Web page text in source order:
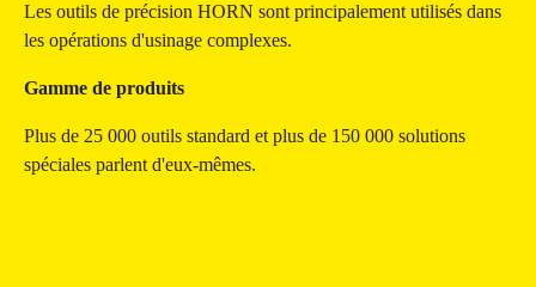
Les outils de précision HORN sont principalement utilisés dans
les opérations d'usinage complexes.
Gamme de produits
Plus de 25 000 outils standard et plus de 150 000 solutions
spéciales parlent d'eux-mêmes.